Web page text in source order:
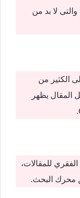
لا بد من
الكثير من
المقال يظهر
الفقري للمقالات،
محرك البحث.